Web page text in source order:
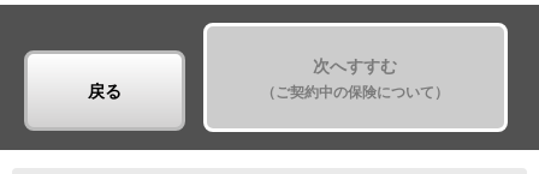
戻る
次へすすむ
（ご契約中の保険について）